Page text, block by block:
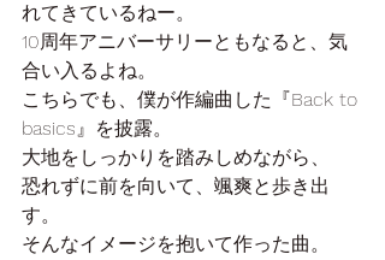
れてきているねー。
10周年アニバーサリーともなると、気
合い入るよね。
こちらでも、僕が作編曲した『Back to
basics』を披露。
大地をしっかりを踏みしめながら、
恐れずに前を向いて、颯爽と歩き出
す。
そんなイメージを抱いて作った曲。